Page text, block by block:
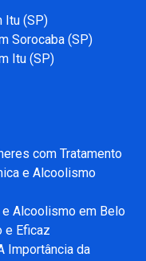
Itu (SP)
Sorocaba (SP)
Itu (SP)
com Tratamento
e Alcoolismo
e Alcoolismo em Belo
e Eficaz
Importância da